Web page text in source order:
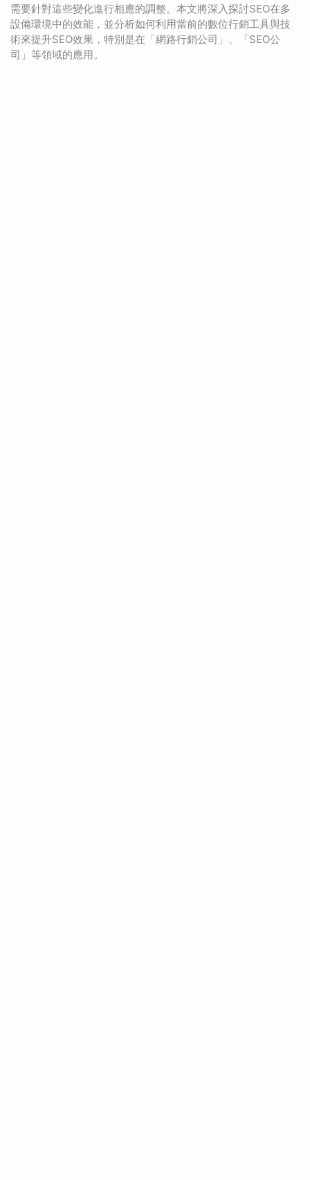
需要針對這些變化進行相應的調整。本文將深入探討SEO在多
設備環境中的效能，並分析如何利用當前的數位行銷工具與技
術來提升SEO效果，特別是在「網路行銷公司」、「SEO公
司」等領域的應用。